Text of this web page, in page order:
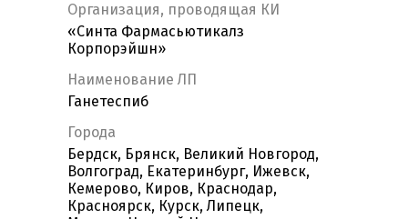
Организация, проводящая КИ
«Синта Фармасьютикалз
Корпорэйшн»
Наименование ЛП
Ганетеспиб
Города
Бердск, Брянск, Великий Новгород,
Волгоград, Екатеринбург, Ижевск,
Кемерово, Киров, Краснодар,
Красноярск, Курск, Липецк,